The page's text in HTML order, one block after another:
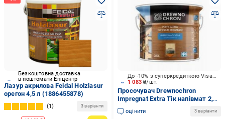
Безкоштовна доставка
в поштомати Епіцентр
Лазур акрилова Feidal Holzlasur
орегон 4,5 л (1886455878)
1 3 варіанти
1 083₴/шт.
До -10% з суперкредиткою Visa Вигода
Просочувач Drewnochron
Impregnat Extra Тік напівмат 2,5
л 2,69 кг
оцінити 3 варіанти